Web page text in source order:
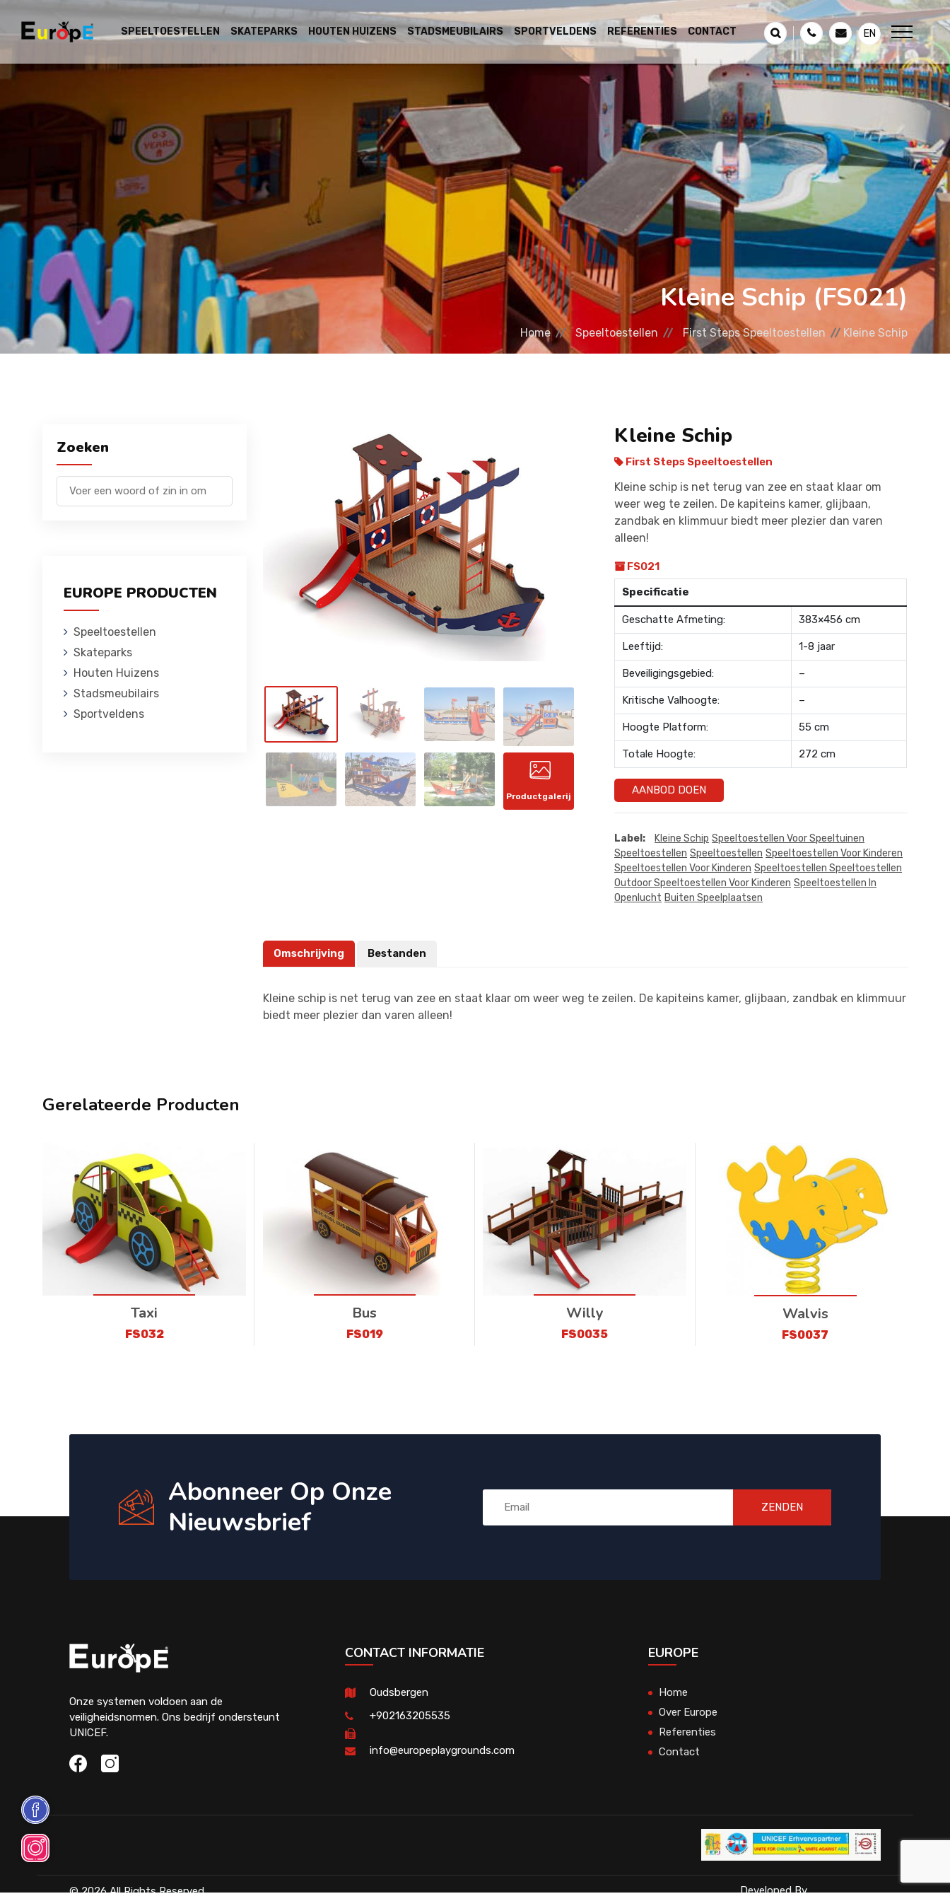
SPEELTOESTELLEN SKATEPARKS HOUTEN HUIZENS STADSMEUBILAIRS SPORTVELDENS REFERENTIES CONTACT EN
Kleine Schip (FS021)
Home Speeltoestellen First Steps Speeltoestellen Kleine Schip
Zoeken
EUROPE PRODUCTEN
Speeltoestellen
Skateparks
Houten Huizens
Stadsmeubilairs
Sportveldens
Productgalerij
Kleine Schip
First Steps Speeltoestellen
Kleine schip is net terug van zee en staat klaar om
weer weg te zeilen. De kapiteins kamer, glijbaan,
zandbak en klimmuur biedt meer plezier dan varen
alleen!
FS021
Specificatie
Geschatte Afmeting: 383×456 cm
Leeftijd: 1-8 jaar
Beveiligingsgebied: –
Kritische Valhoogte: –
Hoogte Platform: 55 cm
Totale Hoogte: 272 cm
AANBOD DOEN
Label: Kleine Schip Speeltoestellen Voor Speeltuinen
Speeltoestellen Speeltoestellen Speeltoestellen Voor Kinderen
Speeltoestellen Voor Kinderen Speeltoestellen Speeltoestellen
Outdoor Speeltoestellen Voor Kinderen Speeltoestellen In
Openlucht Buiten Speelplaatsen
Omschrijving Bestanden
Kleine schip is net terug van zee en staat klaar om weer weg te zeilen. De kapiteins kamer, glijbaan, zandbak en klimmuur
biedt meer plezier dan varen alleen!
Gerelateerde Producten
Taxi
FS032
Bus
FS019
Willy
FS0035
Walvis
FS0037
Abonneer Op Onze
Nieuwsbrief
ZENDEN
Onze systemen voldoen aan de
veiligheidsnormen. Ons bedrijf ondersteunt
UNICEF.
CONTACT INFORMATIE
Oudsbergen
+902163205535
info@europeplaygrounds.com
EUROPE
Home
Over Europe
Referenties
Contact
© 2026 All Rights Reserved. Developed By